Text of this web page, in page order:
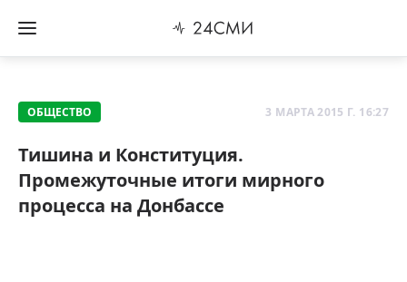
ОБЩЕСТВО 3 МАРТА 2015 Г. 16:27
Тишина и Конституция.
Промежуточные итоги мирного
процесса на Донбассе